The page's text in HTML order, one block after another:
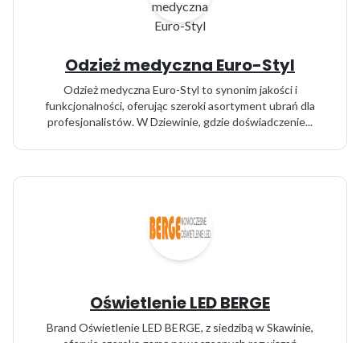
Odzież medyczna Euro-Styl
Odzież medyczna Euro-Styl to synonim jakości i
funkcjonalności, oferując szeroki asortyment ubrań dla
profesjonalistów. W Dziewinie, gdzie doświadczenie...
Oświetlenie LED BERGE
Brand Oświetlenie LED BERGE, z siedzibą w Skawinie,